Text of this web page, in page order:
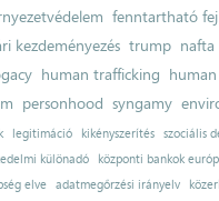
fenntartható
kezdeményezés trump nafta
human trafficking
personhood syngamy
legitimáció kikényszerítés szociális
különadó
központi bankok
elve adatmegőrzési irányelv